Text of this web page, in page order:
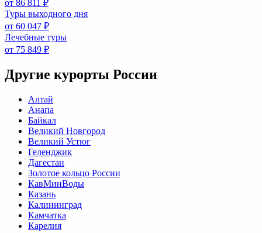
от 86 811 ₽
Туры выходного дня
от 60 047 ₽
Лечебные туры
от 75 849 ₽
Другие курорты России
Алтай
Анапа
Байкал
Великий Новгород
Великий Устюг
Геленджик
Дагестан
Золотое кольцо России
КавМинВоды
Казань
Калининград
Камчатка
Карелия